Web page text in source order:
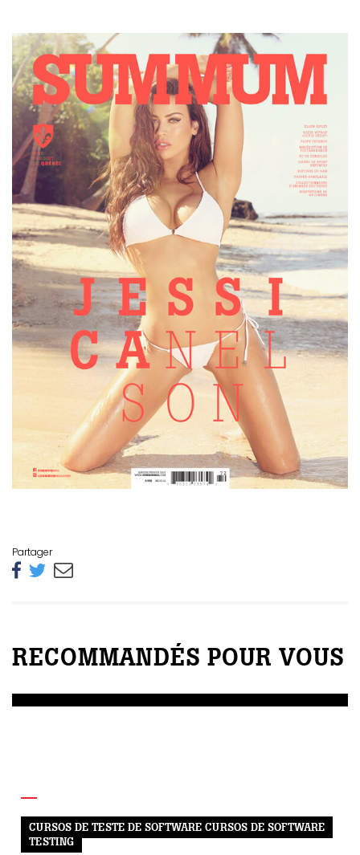
Partager
RECOMMANDÉS POUR VOUS
CURSOS DE TESTE DE SOFTWARE CURSOS DE SOFTWARE
TESTING